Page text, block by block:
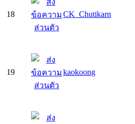
18 CK_Chutikarn
19 kaokoong